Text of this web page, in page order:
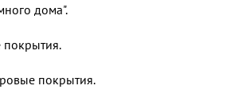
дома".
покрытия.